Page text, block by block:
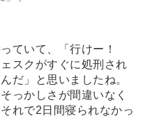
っていて、「行けー！
スクがすぐに処刑され
だ」と思いましたね。
っかしさが間違いなく
れで2日間寝られなかっ